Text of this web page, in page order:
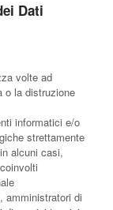
Dati
volte ad
o la distruzione
informatici e/o
strettamente
alcuni casi,
amministratori di